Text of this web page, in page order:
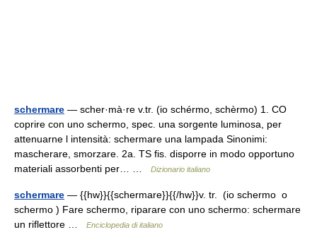
schermare — scher·mà·re v.tr. (io schérmo, schèrmo) 1. CO
coprire con uno schermo, spec. una sorgente luminosa, per
attenuarne l intensità: schermare una lampada Sinonimi:
mascherare, smorzare. 2a. TS fis. disporre in modo opportuno
materiali assorbenti per… …
Dizionario italiano
schermare — {{hw}}{{schermare}}{{/hw}}v. tr. (io schermo o
schermo ) Fare schermo, riparare con uno schermo: schermare
un riflettore …
Enciclopedia di italiano